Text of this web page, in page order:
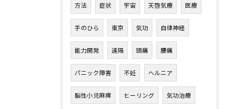
方法 症状 宇宙 天啓気療 医療
手のひら 東京 気功 自律神経
能力開発 遠隔 頭痛 腰痛
パニック障害 不妊 ヘルニア
脳性小児麻痺 ヒーリング 気功治療